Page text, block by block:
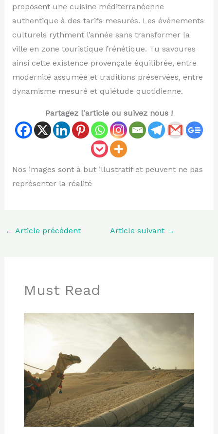
proposent une cuisine méditerranéenne
authentique à des tarifs mesurés. Les événements
culturels rythment l’année sans transformer la
ville en zone touristique frénétique. Tu savoures
ainsi cette existence provençale équilibrée, entre
modernité assumée et traditions préservées, entre
dynamisme mesuré et quiétude quotidienne.
Partagez l'article ou suivez nous !
Nos images sont à but illustratif et peuvent ne pas
représenter la réalité
← Article précédent Article suivant →
Must Read